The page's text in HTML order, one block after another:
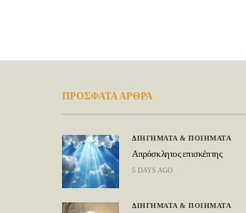
ΠΡΟΣΦΑΤΑ ΑΡΘΡΑ
ΔΙΗΓΗΜΑΤΑ & ΠΟΙΗΜΑΤΑ
Απρόσκλητος επισκέπτης
5 DAYS AGO
ΔΙΗΓΗΜΑΤΑ & ΠΟΙΗΜΑΤΑ